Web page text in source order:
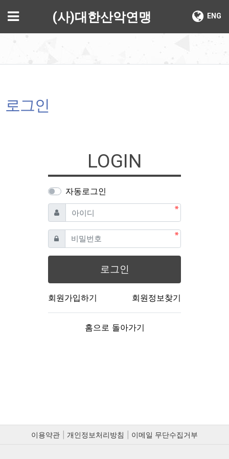
메뉴 ENG
(사)대한산악연맹
로그인
LOGIN
자동로그인
아이디 필수
비밀번호필수
로그인
회원가입하기 회원정보찾기
홈으로 돌아가기
이용약관 개인정보처리방침 이메일 무단수집거부